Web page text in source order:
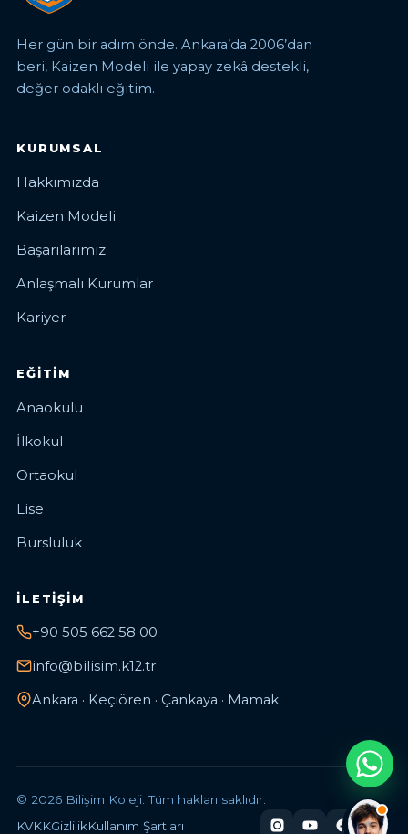
Her gün bir adım önde. Ankara’da 2006’dan
beri, Kaizen Modeli ile yapay zekâ destekli,
değer odaklı eğitim.
KURUMSAL
Hakkımızda
Kaizen Modeli
Başarılarımız
Anlaşmalı Kurumlar
Kariyer
EĞITIM
Anaokulu
İlkokul
Ortaokul
Lise
Bursluluk
İLETIŞIM
+90 505 662 58 00
info@bilisim.k12.tr
Ankara · Keçiören · Çankaya · Mamak
© 2026 Bilişim Koleji. Tüm hakları saklıdır.
KVKKGizlilikKullanım Şartları